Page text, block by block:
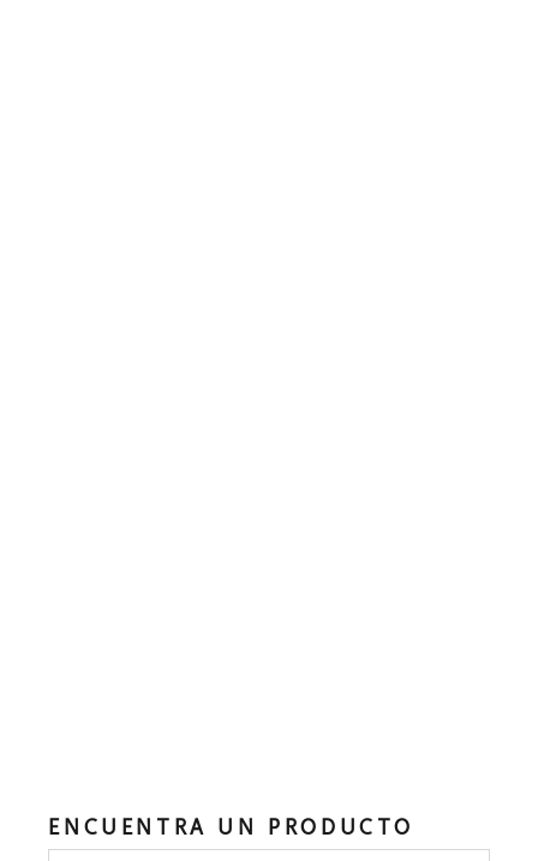
ENCUENTRA UN PRODUCTO